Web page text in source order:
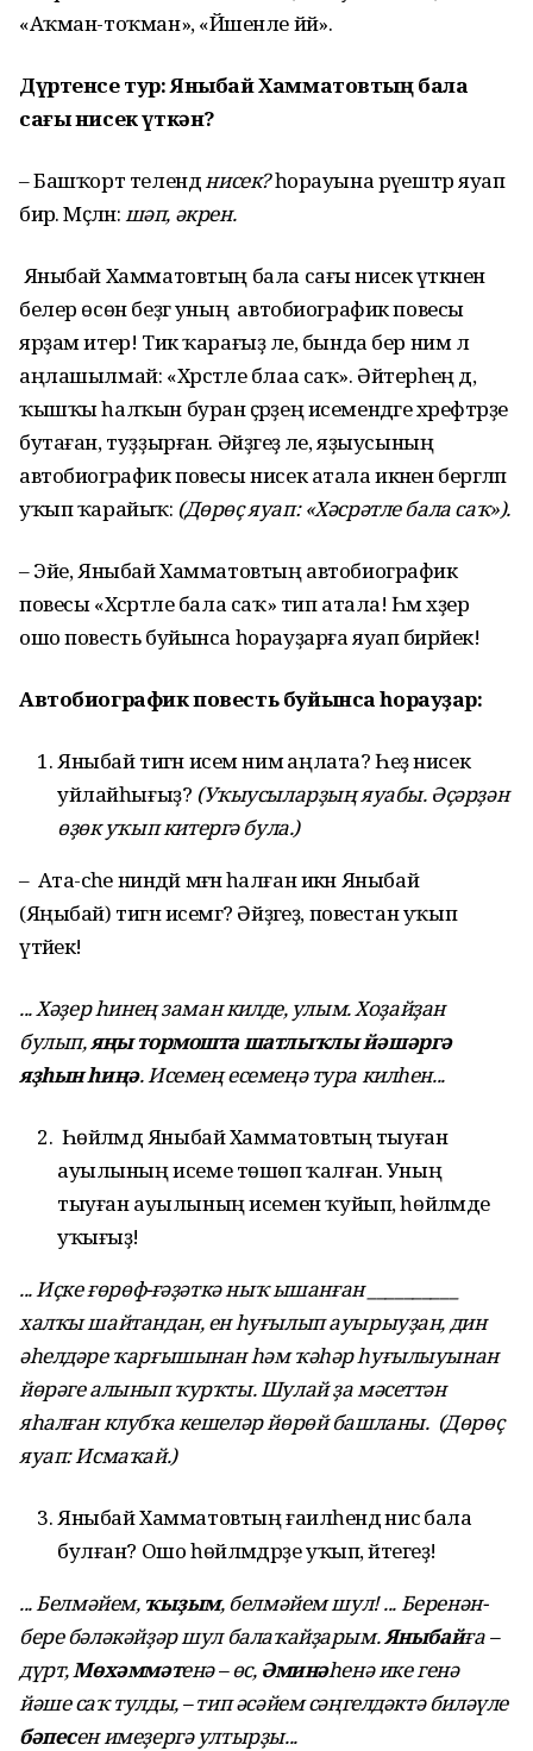
«Аҡман-тоҡман», «Йәшенле йәй».
Дүртенсе тур: Яныбай Хамматовтың бала
сағы нисек үткән?
– Башҡорт телендәнисек?һорауына рәүештәр яуап
бирә. Мәҫәлән:шәп, әкрен.
Яныбай Хамматовтың бала сағы нисек үткәнен
белер өсөн беҙгә уның автобиографик повесы
ярҙам итер! Тик ҡарағыҙ әле, бында бер нимә лә
аңлашылмай: «Хрсәтәле блаа саҡ». Әйтерһең дә,
ҡышҡы һалҡын буран әҫәрҙең исемендәге хәрефтәрҙе
бутаған, туҙҙырған. Әйҙәгеҙ әле, яҙыусының
автобиографик повесы нисек атала икәнен бергәләп
уҡып ҡарайыҡ: (Дөрөҫ яуап: «Хәсрәтле бала саҡ»).
– Эйе, Яныбай Хамматовтың автобиографик
повесы «Хәсрәтле бала саҡ» тип атала! Һәм хәҙер
ошо повесть буйынса һорауҙарға яуап бирәйек!
Автобиографик повесть буйынса һорауҙар:
Яныбай тигән исем нимә аңлата? Һеҙ нисек
уйлайһығыҙ? (Уҡыусыларҙың яуабы. Әҫәрҙән
өҙөк уҡып китергә була.)
– Ата-әсәһе ниндәй мәғәнә һалған икән Яныбай
(Яңыбай) тигән исемгә? Әйҙәгеҙ, повестан уҡып
үтәйек!
... Хәҙер һинең заман килде, улым. Хоҙайҙан
булып,яңы тормошта шатлыҡлы йәшәргә
яҙһын һиңә. Исемең есемеңә тура килһен...
Һөйләмдә Яныбай Хамматовтың тыуған
ауылының исеме төшөп ҡалған. Уның
тыуған ауылының исемен ҡуйып, һөйләмде
уҡығыҙ!
... Иҫке ғөрөф-ғәҙәткә ныҡ ышанған __________
халҡы шайтандан, ен һуғылып ауырыуҙан, дин
әһелдәре ҡарғышынан һәм ҡәһәр һуғылыуынан
йөрәге алынып ҡурҡты. Шулай ҙа мәсеттән
яһалған клубҡа кешеләр йөрөй башланы. (Дөрөҫ
яуап: Исмаҡай.)
Яныбай Хамматовтың ғаиләһендә нисә бала
булған? Ошо һөйләмдәрҙе уҡып, әйтегеҙ!
... Белмәйем, ҡыҙым, белмәйем шул! ... Беренән-
бере бәләкәйҙәр шул балаҡайҙарым.Яныбайға –
дүрт,Мөхәммәтенә – өс, Әминәһенә ике генә
йәше саҡ тулды, – тип әсәйем сәңгелдәктә биләүле
бәпесен имеҙергә ултырҙы...